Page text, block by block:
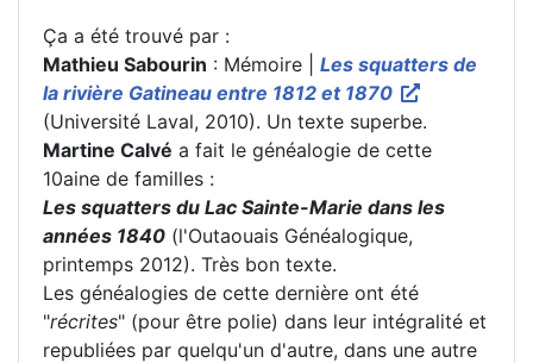
Ça a été trouvé par :
Mathieu Sabourin : Mémoire | Les squatters de
la rivière Gatineau entre 1812 et 1870
(Université Laval, 2010). Un texte superbe.
Martine Calvé a fait le généalogie de cette
10aine de familles :
Les squatters du Lac Sainte-Marie dans les
années 1840 (l'Outaouais Généalogique,
printemps 2012). Très bon texte.
Les généalogies de cette dernière ont été
"récrites" (pour être polie) dans leur intégralité et
republiées par quelqu'un d'autre, dans une autre